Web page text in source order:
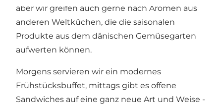
aber wir greifen auch gerne nach Aromen aus
anderen Weltküchen, die die saisonalen
Produkte aus dem dänischen Gemüsegarten
aufwerten können.
Morgens servieren wir ein modernes
Frühstücksbuffet, mittags gibt es offene
Sandwiches auf eine ganz neue Art und Weise -